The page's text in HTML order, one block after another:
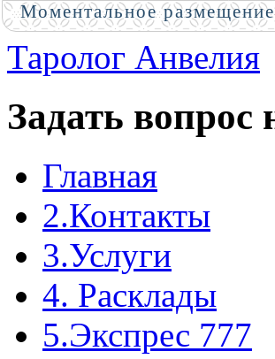
Таролог Анвелия
Задать
Главная
2.Контакты
3.Услуги
4. Расклады
5.Экспрес 777
Моментальное